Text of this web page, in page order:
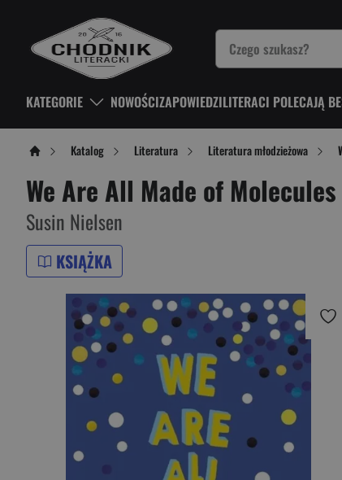
KATEGORIE NOWOŚCIZAPOWIEDZILITERACI POLECAJĄ
Katalog Literatura Literatura młodzieżowa
We Are All Made of Molecules
Susin Nielsen
KSIĄŻKA